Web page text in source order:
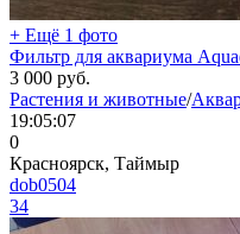
+ Ещё 1 фото
Фильтр для аквариума
3 000 руб.
Растения и животные/
19:05:07
0
Красноярск, Таймыр
dob0504
34